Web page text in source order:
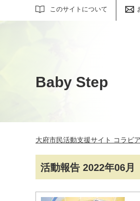
このサイトについて
サイト内検索
Baby Step
大府市民活動支援サイト コラビア
活動報告 2022年06月